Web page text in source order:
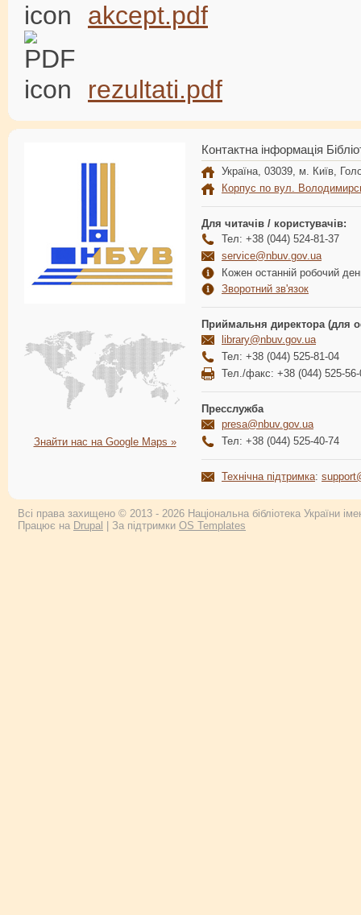
akcept.pdf
rezultati.pdf
Знайти нас на Google Maps »
Контактна інформація
Україна, 03039, м. Київ,
Корпус по вул.
Для читачів / користувачів:
Тел: +38 (044) 524-81-37
service@nbuv.gov.ua
Кожен останній робочий
Зворотний зв'язок
Приймальня директора (для
library@nbuv.gov.ua
Тел: +38 (044) 525-81-04
Тел./факс: +38 (044) 525-56-
Пресслужба
presa@nbuv.gov.ua
Тел: +38 (044) 525-40-74
Технічна підтримка:
Всі права захищено © 2013 - 2026 Національна бібліотека України
Працює на Drupal | За підтримки OS Templates